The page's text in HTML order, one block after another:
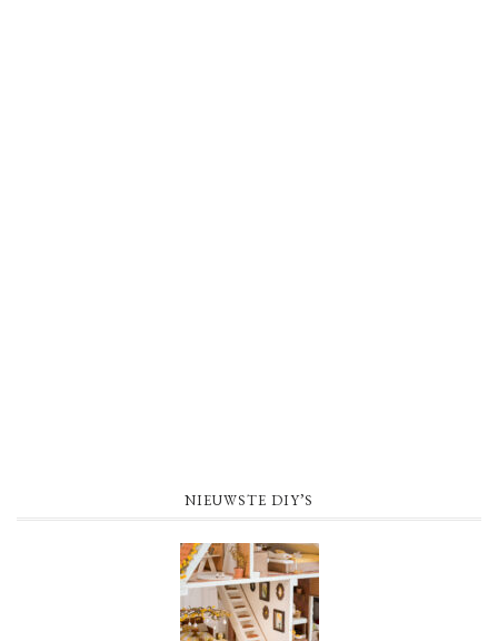
NIEUWSTE DIY’S